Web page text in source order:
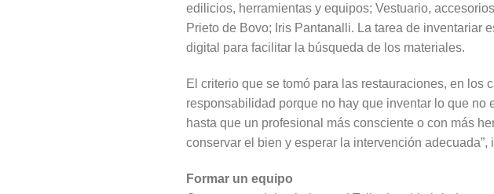
edilicios, herramientas y equipos; Vestuario,
Prieto de Bovo; Iris Pantanalli. La tarea de inventariar
digital para facilitar la búsqueda de los materiales.
El criterio que se tomó para las restauraciones, en los
responsabilidad porque no hay que inventar lo que
hasta que un profesional más consciente o con más
conservar el bien y esperar la intervención adecuada”,
Formar un equipo